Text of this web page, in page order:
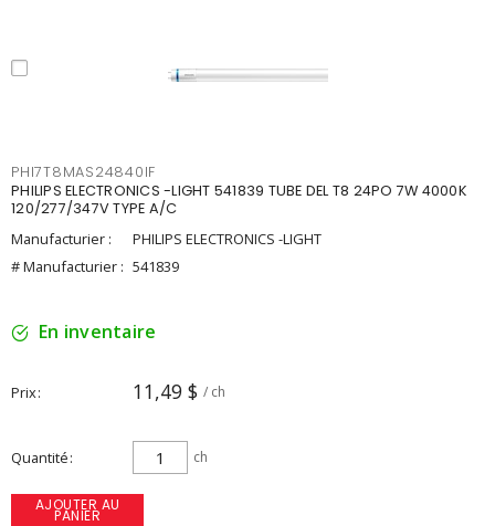
PHI7T8MAS24840IF
PHILIPS ELECTRONICS -LIGHT 541839 TUBE DEL T8 24PO 7W 4000K
120/277/347V TYPE A/C
Manufacturier :
PHILIPS ELECTRONICS -LIGHT
# Manufacturier : 541839
En inventaire
Prix 11,49 $ / ch
Quantité ch
AJOUTER AU
PANIER